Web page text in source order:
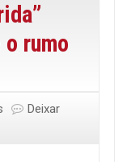
rumo
Deixar